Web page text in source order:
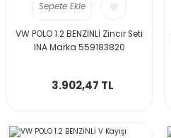
Sepete Ekle
VW POLO 1.2 BENZİNLİ Zincir Seti
INA Marka 559183820
3.902,47 TL